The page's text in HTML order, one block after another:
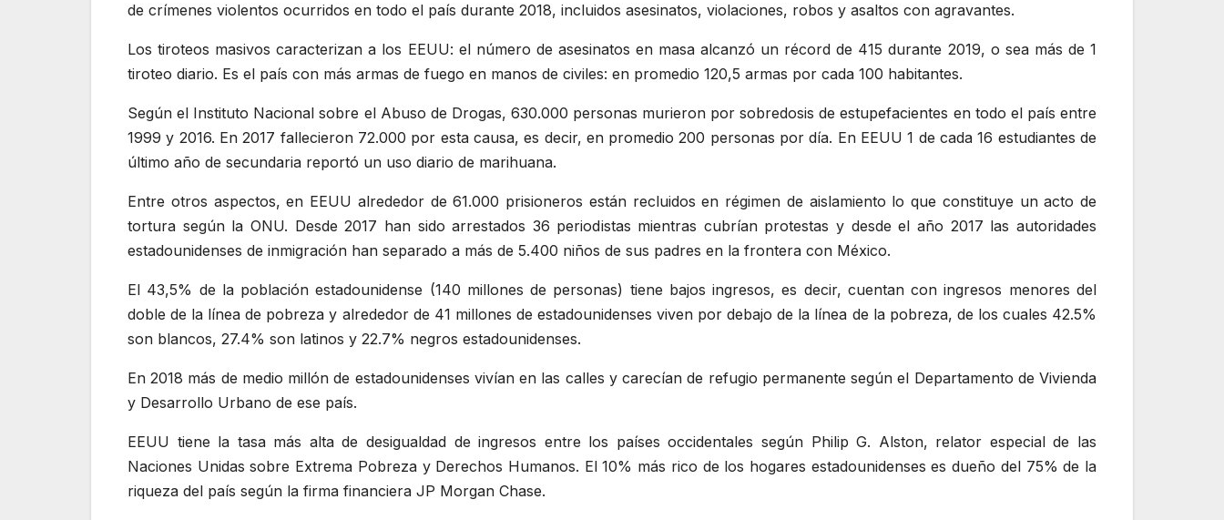
de crímenes violentos ocurridos en todo el país durante 2018, incluidos asesinatos, violaciones, robos y asaltos con agravantes.
Los tiroteos masivos caracterizan a los EEUU: el número de asesinatos en masa alcanzó un récord de 415 durante 2019, o sea más de 1
tiroteo diario. Es el país con más armas de fuego en manos de civiles: en promedio 120,5 armas por cada 100 habitantes.
Según el Instituto Nacional sobre el Abuso de Drogas, 630.000 personas murieron por sobredosis de estupefacientes en todo el país entre
1999 y 2016. En 2017 fallecieron 72.000 por esta causa, es decir, en promedio 200 personas por día. En EEUU 1 de cada 16 estudiantes de
último año de secundaria reportó un uso diario de marihuana.
Entre otros aspectos, en EEUU alrededor de 61.000 prisioneros están recluidos en régimen de aislamiento lo que constituye un acto de
tortura según la ONU. Desde 2017 han sido arrestados 36 periodistas mientras cubrían protestas y desde el año 2017 las autoridades
estadounidenses de inmigración han separado a más de 5.400 niños de sus padres en la frontera con México.
El 43,5% de la población estadounidense (140 millones de personas) tiene bajos ingresos, es decir, cuentan con ingresos menores del
doble de la línea de pobreza y alrededor de 41 millones de estadounidenses viven por debajo de la línea de la pobreza, de los cuales 42.5%
son blancos, 27.4% son latinos y 22.7% negros estadounidenses.
En 2018 más de medio millón de estadounidenses vivían en las calles y carecían de refugio permanente según el Departamento de Vivienda
y Desarrollo Urbano de ese país.
EEUU tiene la tasa más alta de desigualdad de ingresos entre los países occidentales según Philip G. Alston, relator especial de las
Naciones Unidas sobre Extrema Pobreza y Derechos Humanos. El 10% más rico de los hogares estadounidenses es dueño del 75% de la
riqueza del país según la firma financiera JP Morgan Chase.